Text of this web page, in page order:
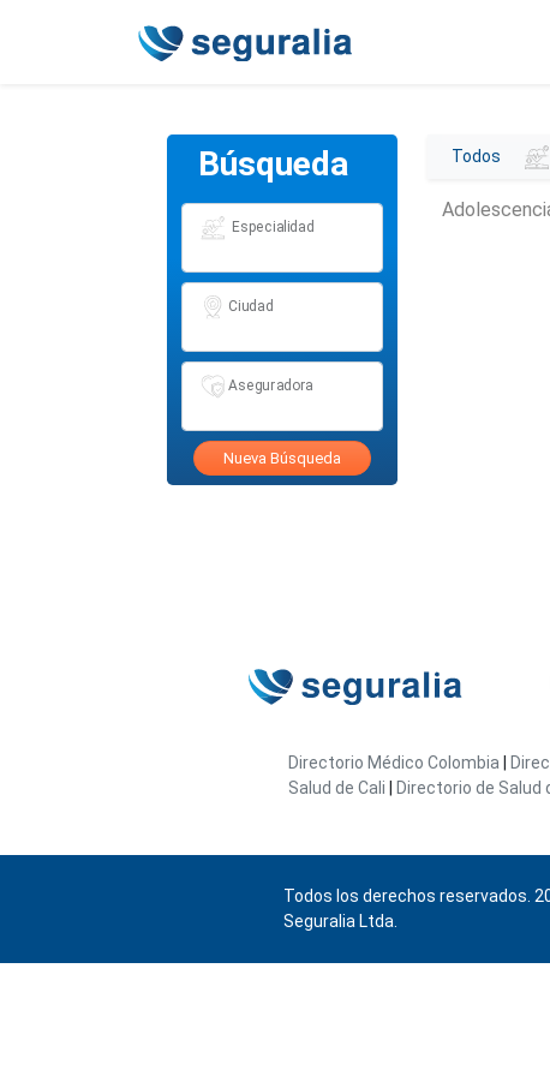
Búsqueda
Especialidad
Ciudad
Aseguradora
Nueva Búsqueda
Todos
Directorio Médico Colombia
Salud de Cali
Directorio de Salud
Todos los derechos reservados.
Seguralia Ltda.